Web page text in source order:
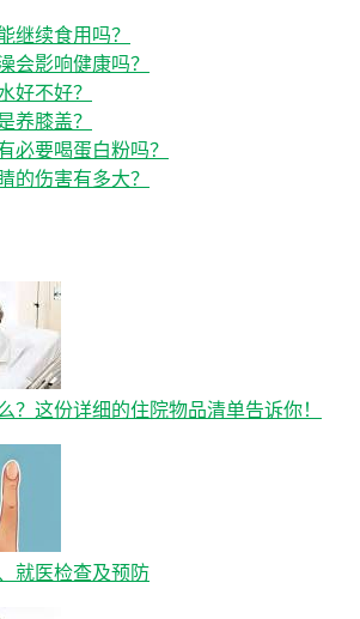
继续食用吗？
会影响健康吗？
好不好？
养膝盖？
必要喝蛋白粉吗？
的伤害有多大？
？这份详细的住院物品清单告诉你！
就医检查及预防